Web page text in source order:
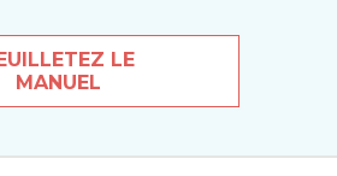
LE
MANUEL